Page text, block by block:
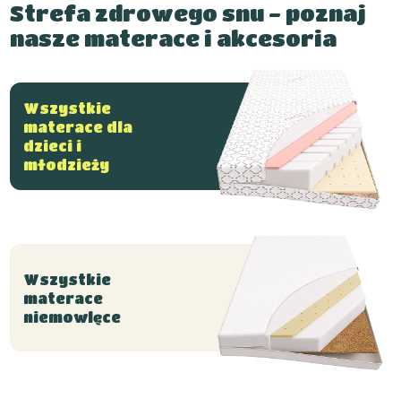
Strefa zdrowego snu - poznaj
nasze materace i akcesoria
Wszystkie
materace dla
dzieci i
młodzieży
Wszystkie
materace
niemowlęce